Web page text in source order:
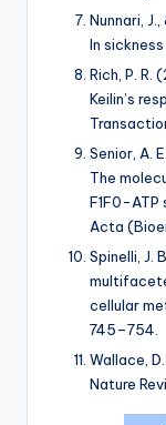
Nunnari,
In sickness
Rich, P. R.
Keilin’s
Senior, A.
The
F1F0-ATP
Acta
Spinelli, J.
cellular
745–754.
Wallace,
Nature